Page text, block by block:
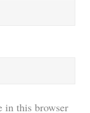
in this browser